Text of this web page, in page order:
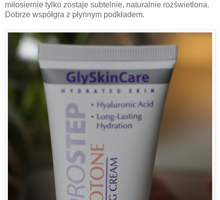
miłosiernie tylko zostaje subtelnie, naturalnie rozświetlona.
Dobrze współgra z płynnym podkładem.